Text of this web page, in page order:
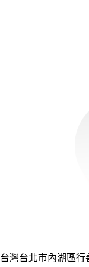
台灣台北市內湖區行